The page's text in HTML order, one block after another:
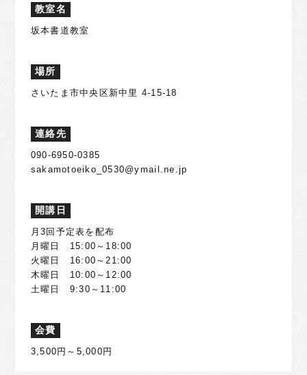
教室名
坂本書道教室
場所
さいたま市中央区新中里 4-15-18
連絡先
090-6950-0385
sakamotoeiko_0530@ymail.ne.jp
開講日
月3回予定表を配布
月曜日 15:00～18:00
火曜日 16:00～21:00
木曜日 10:00～12:00
土曜日 9:30～11:00
会費
3,500円～5,000円